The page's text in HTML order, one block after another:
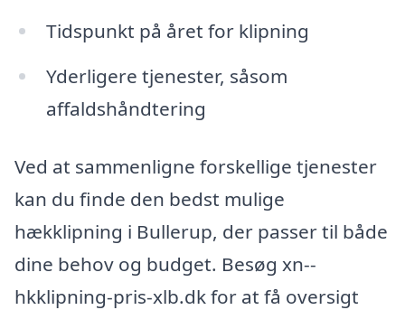
Tidspunkt på året for klipning
Yderligere tjenester, såsom
affaldshåndtering
Ved at sammenligne forskellige tjenester
kan du finde den bedst mulige
hækklipning i Bullerup, der passer til både
dine behov og budget. Besøg xn--
hkklipning-pris-xlb.dk for at få oversigt